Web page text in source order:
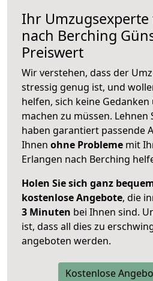
Ihr
nach Berching
Preiswert
Wir verstehen, dass der
stressig genug ist, und
helfen, sich keine
machen zu müssen. Lehnen
haben garantiert passende
Ihnen ohne Probleme mit
Erlangen nach Berching
Holen Sie sich ganz
kostenlose Angebote, die
3 Minuten bei Ihnen sind.
ist, dass all dies zu
angeboten werden.
Kostenlose